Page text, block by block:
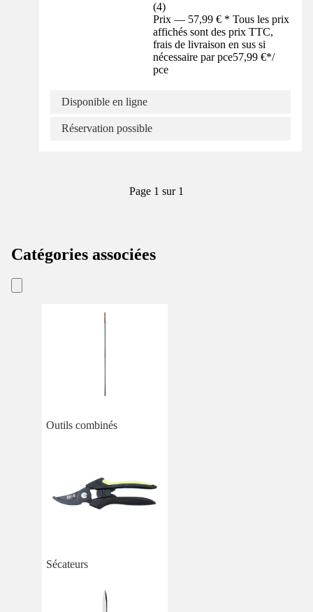
(4)
Prix — 57,99 € * Tous les prix
affichés sont des prix TTC,
frais de livraison en sus si
nécessaire par pce57,99 €*/
pce
Disponible en ligne
Réservation possible
Page 1 sur 1
Catégories associées
Outils combinés
Sécateurs